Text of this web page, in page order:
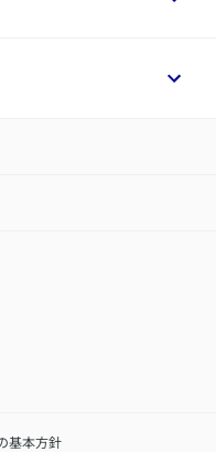
除証明書について
イレクト生命）
めに
ドバイザー（営業職）
基本方針